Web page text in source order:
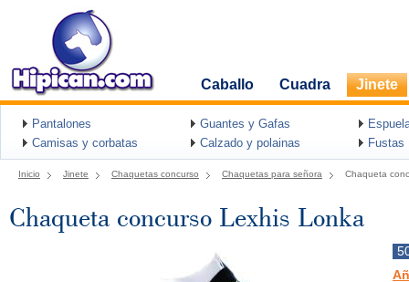
Caballo Cuadra Jinete
Pantalones Guantes y Gafas
Camisas y corbatas
Calzado y polainas Fustas
Inicio Jinete Chaquetas concurso Chaquetas para señora Chaqueta
Chaqueta concurso Lexhis Lonka